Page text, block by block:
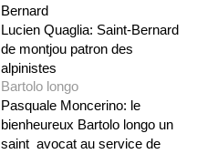
Bernard
Lucien Quaglia: Saint-Bernard
de montjou patron des
alpinistes
Bartolo longo
Pasquale Moncerino: le
bienheureux Bartolo longo un
saint  avocat au service de